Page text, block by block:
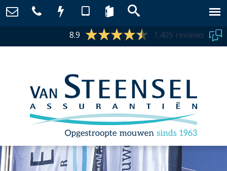
8.9 1.405 reviews